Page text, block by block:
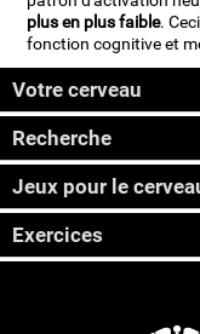
plus en plus faible.
fonction cognitive et
Votre cerveau
Recherche
Jeux pour le
Exercices